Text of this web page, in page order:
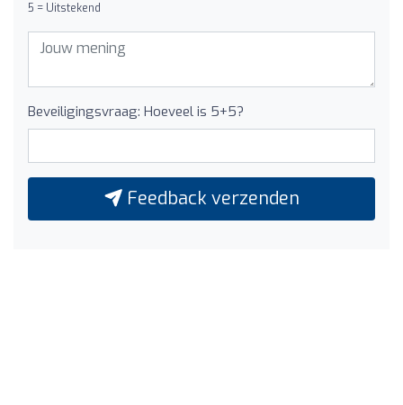
5 = Uitstekend
Beveiligingsvraag: Hoeveel is 5+5?
Feedback verzenden